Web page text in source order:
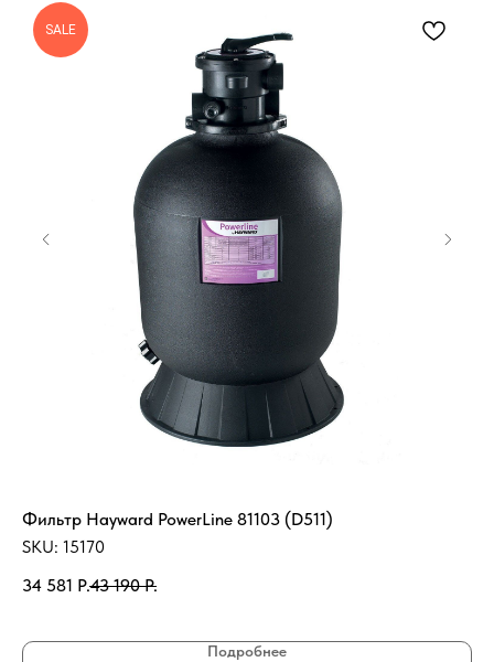
SALE
Фильтр Hayward PowerLine 81103 (D511)
SKU: 15170
34 581 Р.43 190 Р.
Подробнее